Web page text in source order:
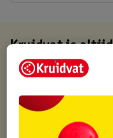
Kruidvat is
Gratis ophalen in de
Gratis thuisbezorgd
Gratis retourneren
Gratis punten met je